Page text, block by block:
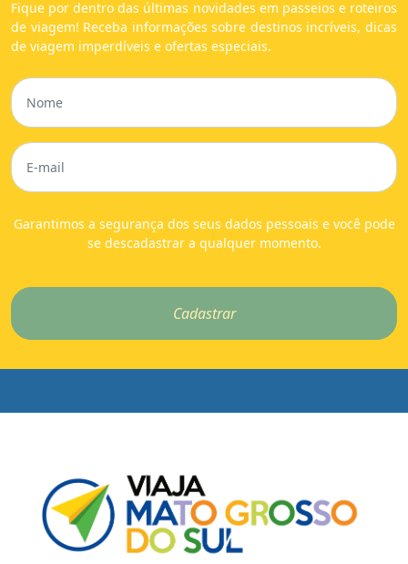
Fique por dentro das últimas novidades em passeios e roteiros
de viagem! Receba informações sobre destinos incríveis, dicas
de viagem imperdíveis e ofertas especiais.
Garantimos a segurança dos seus dados pessoais e você pode
se descadastrar a qualquer momento.
Cadastrar